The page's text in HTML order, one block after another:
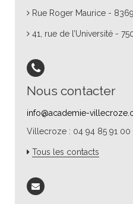
Rue Roger Maurice -
41, rue de l’Université -
Nous contacter
info@academie-
Villecroze : 04 94 85 91 00
Tous les contacts